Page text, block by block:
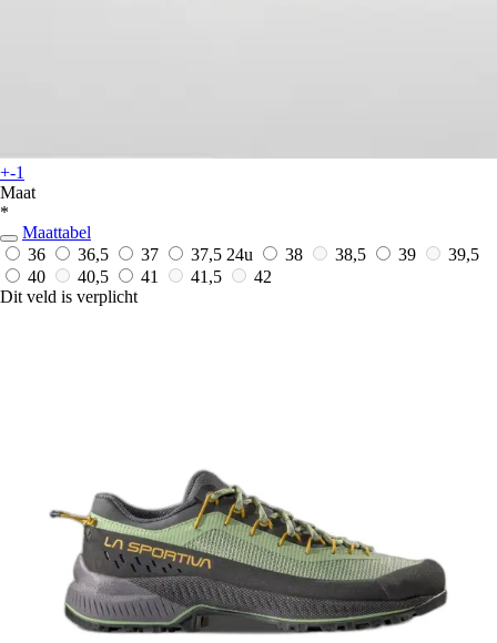
+-1
Maat
*
Maattabel
36
36,5 37 37,5 24u 38 38,5 39
39,5
40
40,5 41 41,5
42
Dit veld is verplicht